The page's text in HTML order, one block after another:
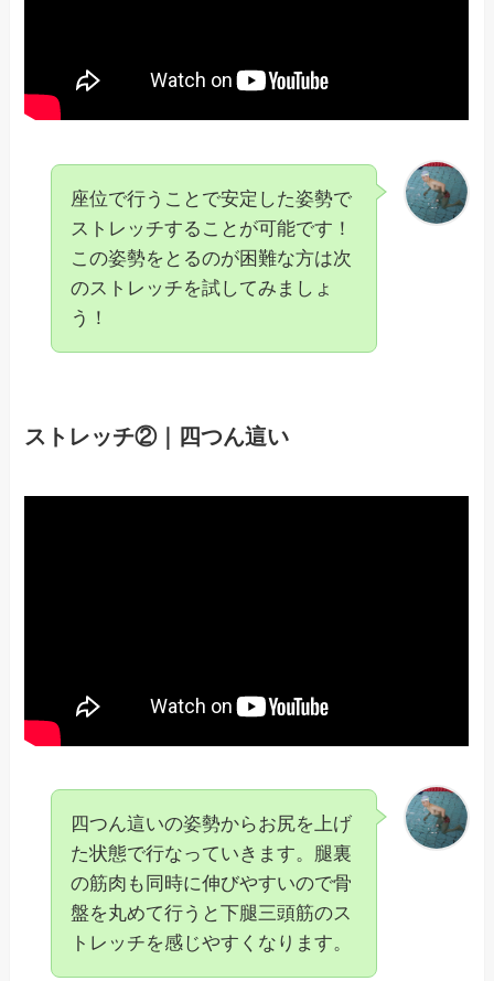
座位で行うことで安定した姿勢で
ストレッチすることが可能です！
この姿勢をとるのが困難な方は次
のストレッチを試してみましょ
う！
ストレッチ②｜四つん這い
四つん這いの姿勢からお尻を上げ
た状態で行なっていきます。腿裏
の筋肉も同時に伸びやすいので骨
盤を丸めて行うと下腿三頭筋のス
トレッチを感じやすくなります。